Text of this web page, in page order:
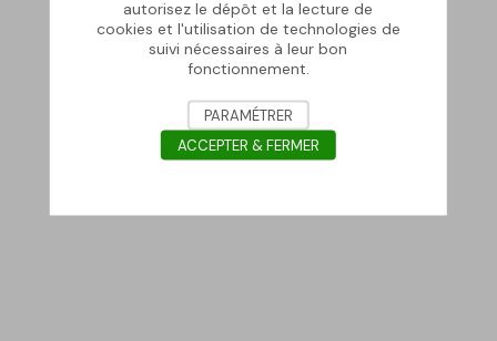
autorisez le dépôt et la lecture de
cookies et l'utilisation de technologies de
suivi nécessaires à leur bon
fonctionnement.
PARAMÉTRER
ACCEPTER & FERMER